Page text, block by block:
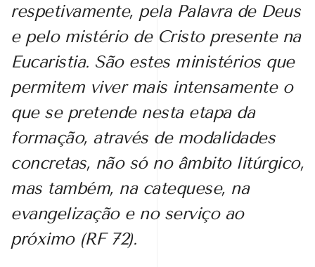
respetivamente, pela Palavra de Deus
e pelo mistério de Cristo presente na
Eucaristia. São estes ministérios que
permitem viver mais intensamente o
que se pretende nesta etapa da
formação, através de modalidades
concretas, não só no âmbito litúrgico,
mas também, na catequese, na
evangelização e no serviço ao
próximo (RF 72).